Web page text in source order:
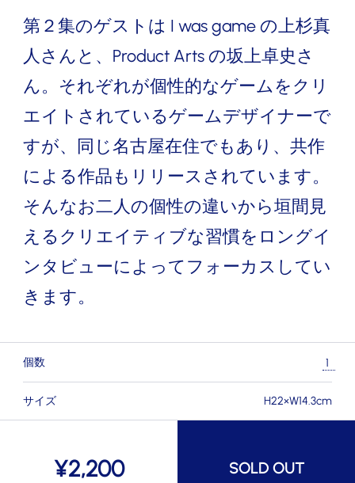
第２集のゲストは I was game の上杉真
人さんと、Product Arts の坂上卓史さ
ん。それぞれが個性的なゲームをクリ
エイトされているゲームデザイナーで
すが、同じ名古屋在住でもあり、共作
による作品もリリースされています。
そんなお二人の個性の違いから垣間見
えるクリエイティブな習慣をロングイ
ンタビューによってフォーカスしてい
きます。
個数
サイズ H22×W14.3cm
¥2,200 SOLD OUT